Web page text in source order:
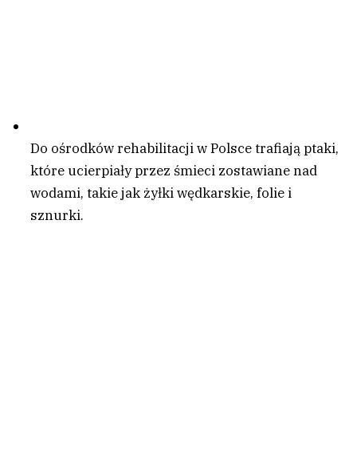
Do ośrodków rehabilitacji w Polsce trafiają ptaki,
które ucierpiały przez śmieci zostawiane nad
wodami, takie jak żyłki wędkarskie, folie i
sznurki.